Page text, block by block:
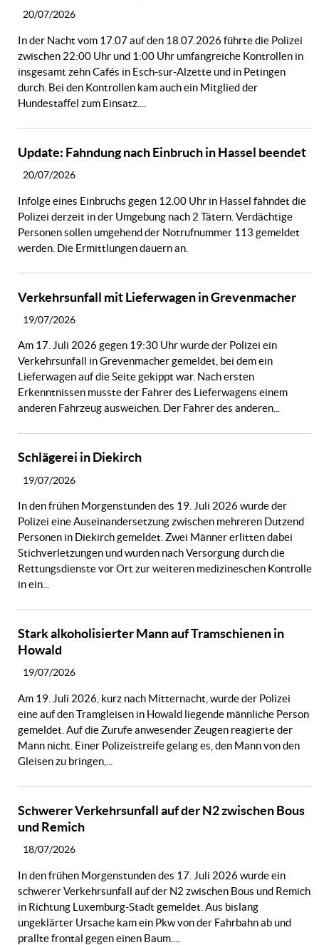
20/07/2026
In der Nacht vom 17.07 auf den 18.07.2026 führte die Polizei
zwischen 22:00 Uhr und 1:00 Uhr umfangreiche Kontrollen in
insgesamt zehn Cafés in Esch-sur-Alzette und in Petingen
durch. Bei den Kontrollen kam auch ein Mitglied der
Hundestaffel zum Einsatz....
Update: Fahndung nach Einbruch in Hassel beendet
20/07/2026
Infolge eines Einbruchs gegen 12.00 Uhr in Hassel fahndet die
Polizei derzeit in der Umgebung nach 2 Tätern. Verdächtige
Personen sollen umgehend der Notrufnummer 113 gemeldet
werden. Die Ermittlungen dauern an.
Verkehrsunfall mit Lieferwagen in Grevenmacher
19/07/2026
Am 17. Juli 2026 gegen 19:30 Uhr wurde der Polizei ein
Verkehrsunfall in Grevenmacher gemeldet, bei dem ein
Lieferwagen auf die Seite gekippt war. Nach ersten
Erkenntnissen musste der Fahrer des Lieferwagens einem
anderen Fahrzeug ausweichen. Der Fahrer des anderen...
Schlägerei in Diekirch
19/07/2026
In den frühen Morgenstunden des 19. Juli 2026 wurde der
Polizei eine Auseinandersetzung zwischen mehreren Dutzend
Personen in Diekirch gemeldet. Zwei Männer erlitten dabei
Stichverletzungen und wurden nach Versorgung durch die
Rettungsdienste vor Ort zur weiteren medizineschen Kontrolle
in ein...
Stark alkoholisierter Mann auf Tramschienen in
Howald
19/07/2026
Am 19. Juli 2026, kurz nach Mitternacht, wurde der Polizei
eine auf den Tramgleisen in Howald liegende männliche Person
gemeldet. Auf die Zurufe anwesender Zeugen reagierte der
Mann nicht. Einer Polizeistreife gelang es, den Mann von den
Gleisen zu bringen,...
Schwerer Verkehrsunfall auf der N2 zwischen Bous
und Remich
18/07/2026
In den frühen Morgenstunden des 17. Juli 2026 wurde ein
schwerer Verkehrsunfall auf der N2 zwischen Bous und Remich
in Richtung Luxemburg-Stadt gemeldet. Aus bislang
ungeklärter Ursache kam ein Pkw von der Fahrbahn ab und
prallte frontal gegen einen Baum....